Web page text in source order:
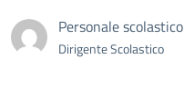
Personale scolastico
Dirigente Scolastico